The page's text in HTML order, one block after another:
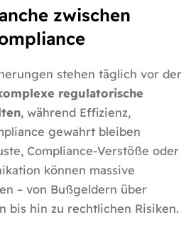
zwischen
stehen täglich vor der
regulatorische
, während Effizienz,
gewahrt bleiben
Compliance-Verstöße oder
können massive
– von Bußgeldern über
bis hin zu rechtlichen Risiken.